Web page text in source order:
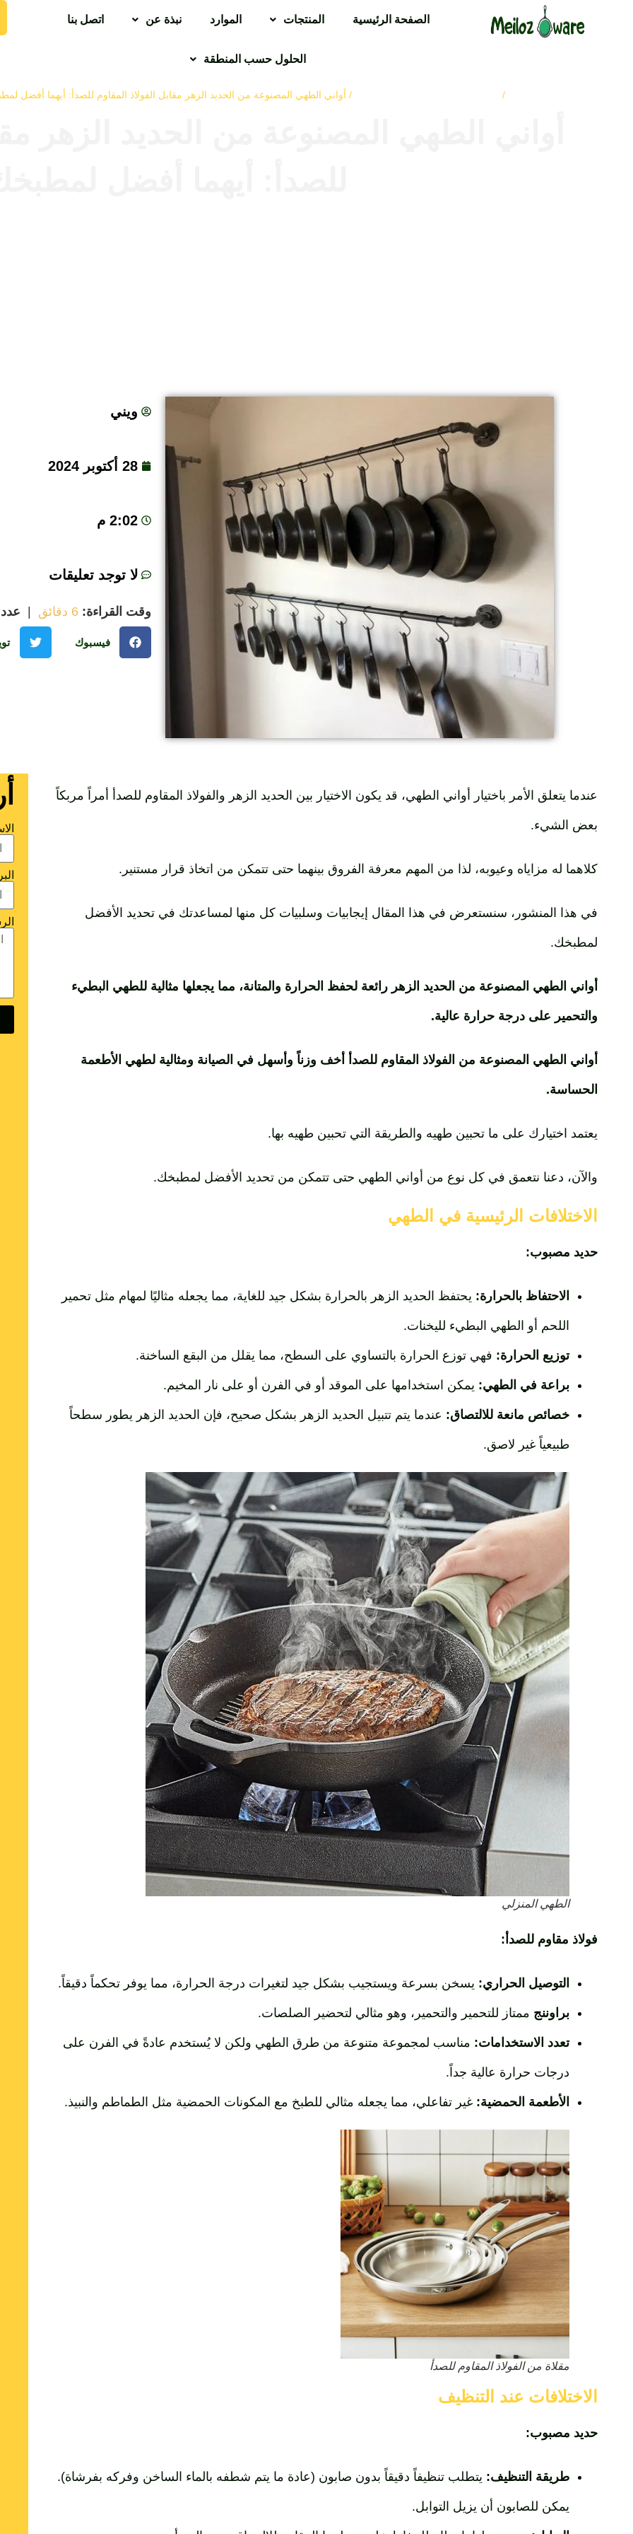
الصفحة الرئيسية المنتجات الموارد نبذة عن اتصل بنا
الحلول حسب المنطقة
/ / أواني الطهي المصنوعة من الحديد الزهر مقابل الفولاذ المقاوم للصدأ: أيهما أفضل
ويني
28 أكتوبر 2024
2:02 م
لا توجد تعليقات
وقت القراءة: 6 دقائق
فيسبوك
عندما يتعلق الأمر باختيار أواني الطهي، قد يكون الاختيار بين الحديد الزهر والفولاذ المقاوم للصدأ أمراً مربكاً
بعض الشيء.
كلاهما له مزاياه وعيوبه، لذا من المهم معرفة الفروق بينهما حتى تتمكن من اتخاذ قرار مستنير.
في هذا المنشور، سنستعرض في هذا المقال إيجابيات وسلبيات كل منها لمساعدتك في تحديد الأفضل
لمطبخك.
أواني الطهي المصنوعة من الحديد الزهر رائعة لحفظ الحرارة والمتانة، مما يجعلها مثالية للطهي البطيء
والتحمير على درجة حرارة عالية.
أواني الطهي المصنوعة من الفولاذ المقاوم للصدأ أخف وزناً وأسهل في الصيانة ومثالية لطهي الأطعمة
الحساسة.
يعتمد اختيارك على ما تحبين طهيه والطريقة التي تحبين طهيه بها.
والآن، دعنا نتعمق في كل نوع من أواني الطهي حتى تتمكن من تحديد الأفضل لمطبخك.
الاختلافات الرئيسية في الطهي
حديد مصبوب:
الاحتفاظ بالحرارة: يحتفظ الحديد الزهر بالحرارة بشكل جيد للغاية، مما يجعله مثاليًا لمهام مثل تحمير
اللحم أو الطهي البطيء لليخنات.
توزيع الحرارة: فهي توزع الحرارة بالتساوي على السطح، مما يقلل من البقع الساخنة.
براعة في الطهي: يمكن استخدامها على الموقد أو في الفرن أو على نار المخيم.
خصائص مانعة للالتصاق: عندما يتم تتبيل الحديد الزهر بشكل صحيح، فإن الحديد الزهر يطور سطحاً
طبيعياً غير لاصق.
الطهي المنزلي
فولاذ مقاوم للصدأ:
التوصيل الحراري: يسخن بسرعة ويستجيب بشكل جيد لتغيرات درجة الحرارة، مما يوفر تحكماً دقيقاً.
براوننج ممتاز للتحمير والتحمير، وهو مثالي لتحضير الصلصات.
تعدد الاستخدامات: مناسب لمجموعة متنوعة من طرق الطهي ولكن لا يُستخدم عادةً في الفرن على
درجات حرارة عالية جداً.
الأطعمة الحمضية: غير تفاعلي، مما يجعله مثالي للطبخ مع المكونات الحمضية مثل الطماطم والنبيذ.
مقلاة من الفولاذ المقاوم للصدأ
الاختلافات عند التنظيف
حديد مصبوب:
طريقة التنظيف: يتطلب تنظيفاً دقيقاً بدون صابون (عادة ما يتم شطفه بالماء الساخن وفركه بفرشاة).
يمكن للصابون أن يزيل التوابل.